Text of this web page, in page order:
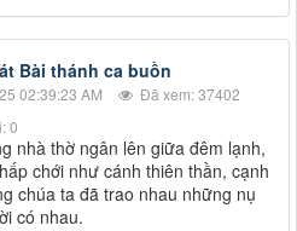
Bài thánh ca buồn
02:39:23 AM
Đã xem: 37402
0
nhà thờ ngân lên giữa đêm lạnh,
chới như cánh thiên thần, cạnh
chúa ta đã trao nhau những nụ
có nhau.